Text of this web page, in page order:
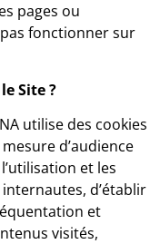
pages ou
fonctionner sur
Site ?
utilise des cookies
d’audience
et les
d’établir
et
visités,